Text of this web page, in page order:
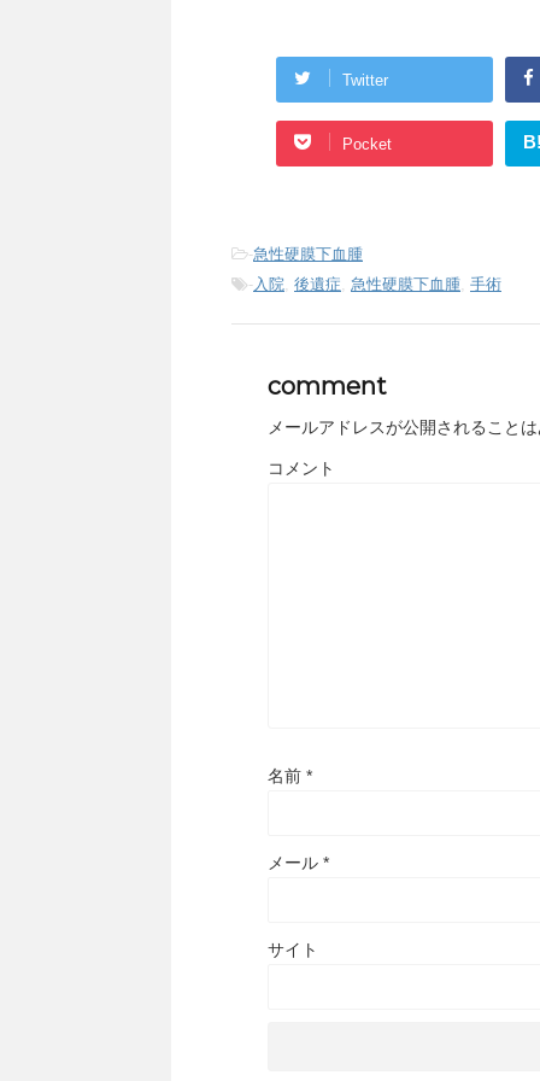
Twitter
Pocket
-急性硬膜下血腫
-入院, 後遺症, 急性硬膜下血腫, 手術
comment
メールアドレスが公開されること
コメント
名前 *
メール *
サイト